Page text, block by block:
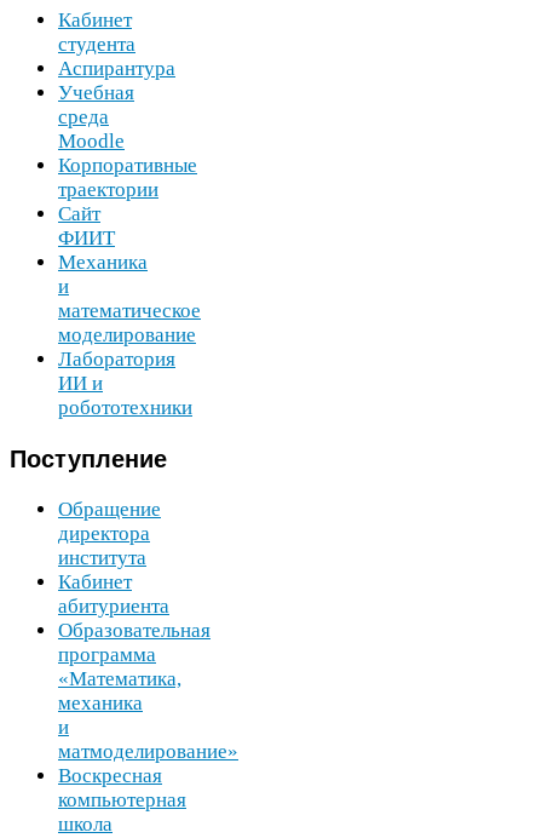
Кабинет
студента
Аспирантура
Учебная
среда
Moodle
Корпоративные
траектории
Сайт
ФИИТ
Механика
и
математическое
моделирование
Лаборатория
ИИ и
робототехники
Поступление
Обращение
директора
института
Кабинет
абитуриента
Образовательная
программа
«Математика,
механика
и
матмоделирование»
Воскресная
компьютерная
школа